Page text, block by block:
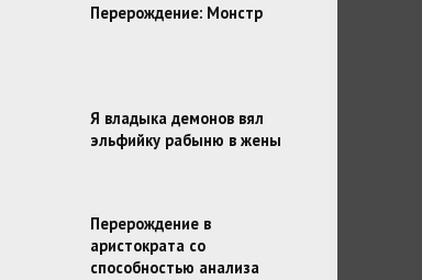
Перерождение: Монстр
Я владыка демонов вял
эльфийку рабыню в жены
Перерождение в
аристократа со
способностью анализа